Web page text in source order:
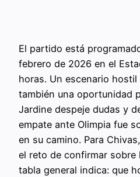
El partido está
febrero de 2026 en el
horas. Un escenario
también una oportunidad
Jardine despeje dudas y
empate ante Olimpia fue
en su camino. Para
el reto de confirmar sobre
tabla general indica: que